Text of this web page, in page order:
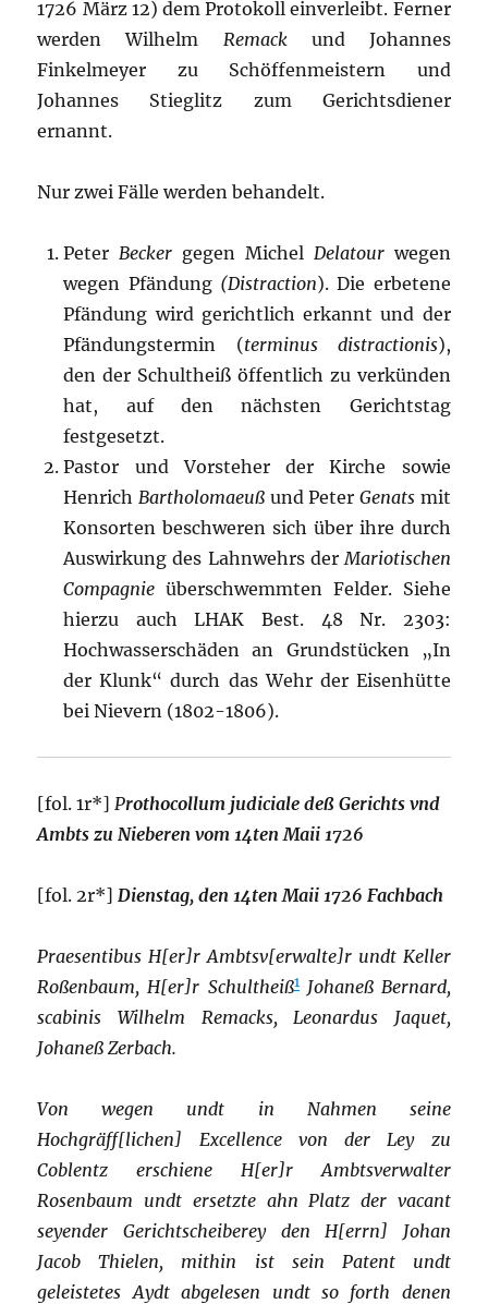
1726 März 12) dem Protokoll einverleibt. Ferner
werden Wilhelm Remack und Johannes
Finkelmeyer zu Schöffenmeistern und
Johannes Stieglitz zum Gerichtsdiener
ernannt.
Nur zwei Fälle werden behandelt.
PeterBecker gegen Michel Delatourwegen
wegen Pfändung (Distraction). Die erbetene
Pfändung wird gerichtlich erkannt und der
Pfändungstermin (terminus distractionis),
den der Schultheiß öffentlich zu verkünden
hat, auf den nächsten Gerichtstag
festgesetzt.
Pastor und Vorsteher der Kirche sowie
Henrich Bartholomaeuß und Peter Genatsmit
Konsorten beschweren sich über ihre durch
Auswirkung des Lahnwehrs derMariotischen
Compagnie überschwemmten Felder. Siehe
hierzu auch LHAK Best. 48 Nr. 2303:
Hochwasserschäden an Grundstücken „In
der Klunk“ durch das Wehr der Eisenhütte
bei Nievern (1802-1806).
[fol. 1r*] Prothocollum judiciale deß Gerichts vnd
Ambts zu Nieberen vom 14ten Maii 1726
[fol. 2r*]Dienstag, den 14ten Maii 1726 Fachbach
Praesentibus H[er]r Ambtsv[erwalte]r undt Keller
Roßenbaum, H[er]r Schultheiß1Johaneß Bernard,
scabinis Wilhelm Remacks, Leonardus Jaquet,
Johaneß Zerbach.
Von wegen undt in Nahmen seine
Hochgräff[lichen] Excellence von der Ley zu
Coblentz erschiene H[er]r Ambtsverwalter
Rosenbaum undt ersetzte ahn Platz der vacant
seyender Gerichtscheiberey den H[errn] Johan
Jacob Thielen, mithin ist sein Patent undt
geleistetes Aydt abgelesen undt so forth denen